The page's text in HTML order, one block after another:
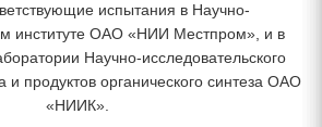
испытания в Научно-
институте ОАО «НИИ Местпром», и в
Научно-исследовательского
и продуктов органического синтеза ОАО
«НИИК».